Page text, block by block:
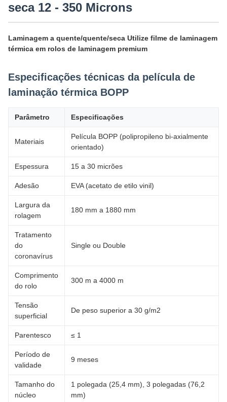
seca 12 - 350 Microns
Laminagem a quente/quente/seca Utilize filme de laminagem
térmica em rolos de laminagem premium
Especificações técnicas da película de
laminação térmica BOPP
Parâmetro Especificações
Materiais
Película BOPP (polipropileno bi-axialmente
orientado)
Espessura 15 a 30 micrões
Adesão EVA (acetato de etilo vinil)
Largura da
rolagem
180 mm a 1880 mm
Tratamento
do
coronavírus
Single ou Double
Comprimento
do rolo
300 m a 4000 m
Tensão
superficial
De peso superior a 30 g/m2
Parentesco ≤ 1
Período de
validade
9 meses
Tamanho do
núcleo
1 polegada (25,4 mm), 3 polegadas (76,2
mm)